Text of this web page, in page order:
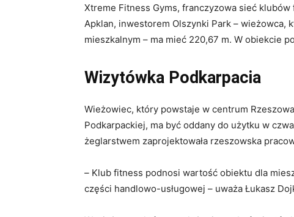
Xtreme Fitness Gyms, franczyzowa sieć klubów
Apklan, inwestorem Olszynki Park – wieżowca,
mieszkalnym – ma mieć 220,67 m. W obiekcie
Wizytówka Podkarpacia
Wieżowiec, który powstaje w centrum
Podkarpackiej, ma być oddany do użytku w
żeglarstwem zaprojektowała rzeszowska
– Klub fitness podnosi wartość obiektu dla
części handlowo-usługowej – uważa Łukasz